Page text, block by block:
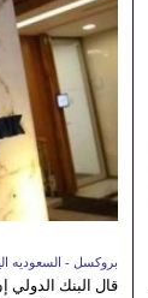
بروكسل - السعوديه
قال البنك الدولي